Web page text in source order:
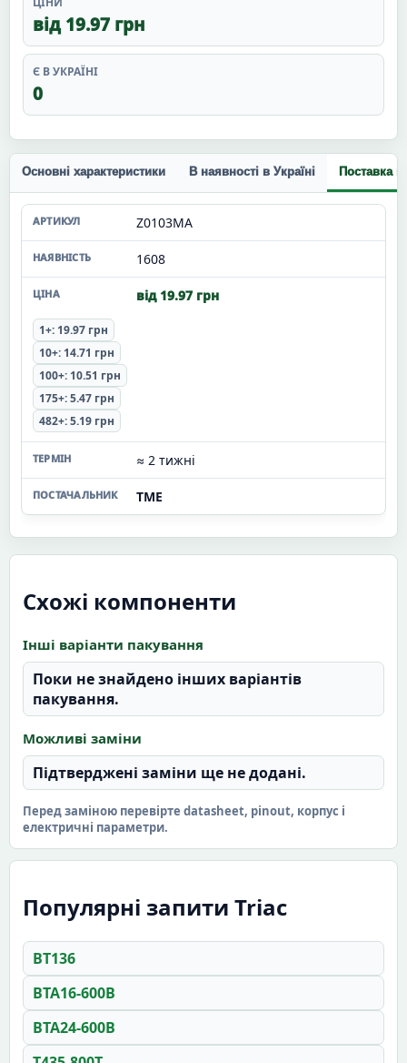
від 19.97 грн
Є В УКРАЇНІ
0
Основні характеристики В наявності в Україні Поставка
Z0103MA
1608
від 19.97 грн
1+: 19.97 грн
10+: 14.71 грн
100+: 10.51 грн
175+: 5.47 грн
482+: 5.19 грн
≈ 2 тижні
TME
Схожі компоненти
Інші варіанти пакування
Поки не знайдено інших варіантів
пакування.
Можливі заміни
Підтверджені заміни ще не додані.
Перед заміною перевірте datasheet, pinout, корпус і
електричні параметри.
Популярні запити Triac
BT136
BTA16-600B
BTA24-600B